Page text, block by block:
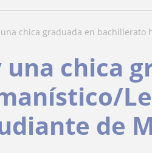
una chica graduada en bachillerato
una chica
de